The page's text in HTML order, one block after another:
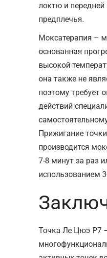
локтю и передней
предплечья.
Моксатерапия –
основанная
высокой
она также не
поэтому требует
действий
Прижигание
производится
7-8 минут за раз
использованием
Точка Ле Цюэ Р7